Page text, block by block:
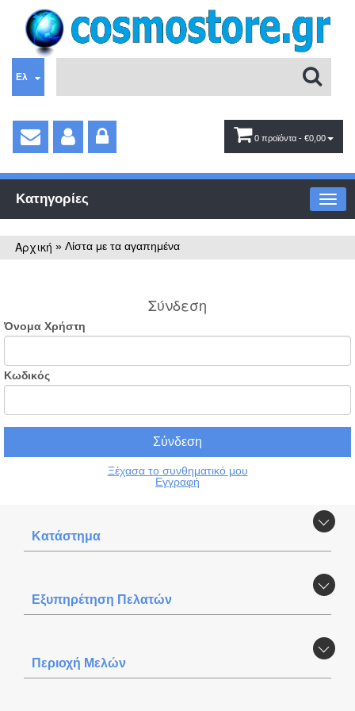
Ελ
0 προϊόντα - €0,00
Κατηγορίες
Αρχική » Λίστα με τα αγαπημένα
Σύνδεση
Όνομα Χρήστη
Κωδικός
Ξέχασα το συνθηματικό μου
Εγγραφή
Κατάστημα
Εξυπηρέτηση Πελατών
Περιοχή Mελών